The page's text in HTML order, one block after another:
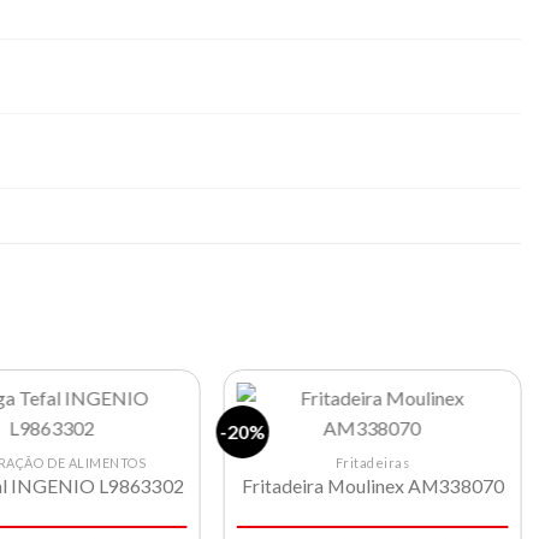
Lista de
DE ALIMENTOS
INGENIO L9863302
-20%
Lista de
Fritadeiras
Fritadeira Moulinex AM338070